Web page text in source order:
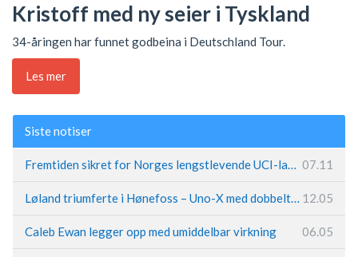
Kristoff med ny seier i Tyskland
34-åringen har funnet godbeina i Deutschland Tour.
Les mer
Siste notiser
Fremtiden sikret for Norges lengstlevende UCI-lag – Kristoff trer inn i sentral rolle 07.11
Løland triumferte i Hønefoss – Uno-X med dobbeltslag på hjemmebane 12.05
Caleb Ewan legger opp med umiddelbar virkning 06.05